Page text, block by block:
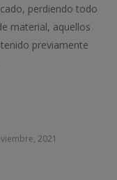
perdiendo todo
material, aquellos
previamente
2021